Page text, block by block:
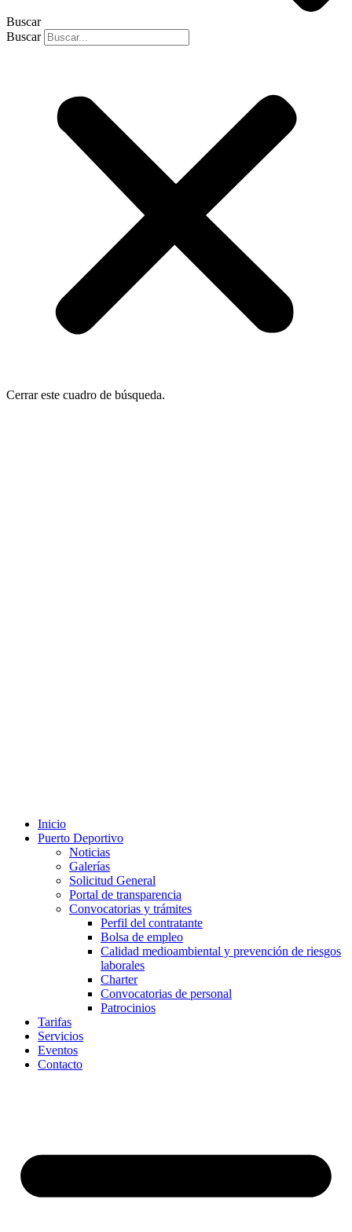
Buscar
Buscar
Cerrar este cuadro de búsqueda.
Inicio
Puerto Deportivo
Noticias
Galerías
Solicitud General
Portal de transparencia
Convocatorias y trámites
Perfil del contratante
Bolsa de empleo
Calidad medioambiental y prevención de riesgos
laborales
Charter
Convocatorias de personal
Patrocinios
Tarifas
Servicios
Eventos
Contacto